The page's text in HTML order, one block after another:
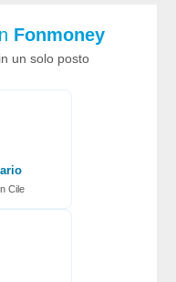
Fonmoney
un solo posto
Cile